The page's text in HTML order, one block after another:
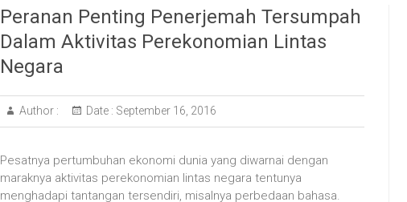
Peranan Penting Penerjemah Tersumpah
Dalam Aktivitas Perekonomian Lintas
Negara
Author : Date : September 16, 2016
Pesatnya pertumbuhan ekonomi dunia yang diwarnai dengan
maraknya aktivitas perekonomian lintas negara tentunya
menghadapi tantangan tersendiri, misalnya perbedaan bahasa.